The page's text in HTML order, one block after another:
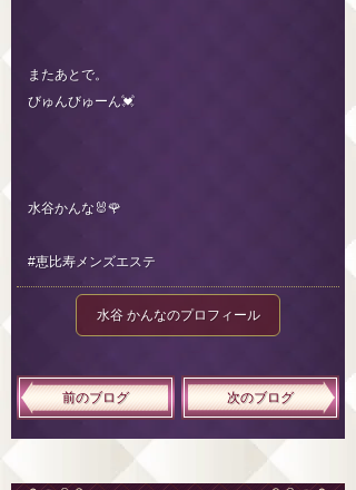
またあとで。
びゅんびゅーん💓
水谷かんな🐰🌹
#恵比寿メンズエステ
水谷 かんなのプロフィール
前のブログ 次のブログ